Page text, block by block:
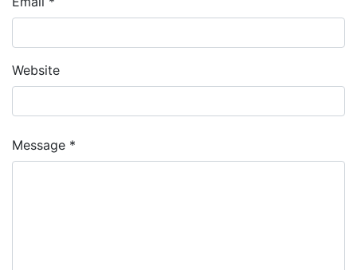
Website
Message *